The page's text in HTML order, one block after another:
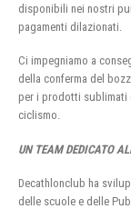
disponibili nei nostri
pagamenti dilazionati.
Ci impegniamo a
della conferma del
per i prodotti sublimati
ciclismo.
UN TEAM DEDICATO
Decathlonclub ha
delle scuole e delle